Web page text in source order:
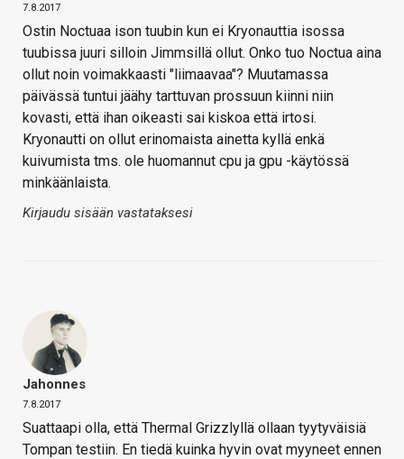
7.8.2017
Ostin Noctuaa ison tuubin kun ei Kryonauttia isossa
tuubissa juuri silloin Jimmsillä ollut. Onko tuo Noctua aina
ollut noin voimakkaasti "liimaavaa"? Muutamassa
päivässä tuntui jäähy tarttuvan prossuun kiinni niin
kovasti, että ihan oikeasti sai kiskoa että irtosi.
Kryonautti on ollut erinomaista ainetta kyllä enkä
kuivumista tms. ole huomannut cpu ja gpu -käytössä
minkäänlaista.
Kirjaudu sisään vastataksesi
Jahonnes
7.8.2017
Suattaapi olla, että Thermal Grizzlyllä ollaan tyytyväisiä
Tompan testiin. En tiedä kuinka hyvin ovat myyneet ennen